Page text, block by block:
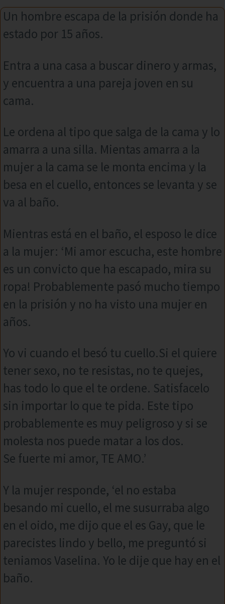
Un hombre escapa de la prisión donde ha
estado por 15 años.
Entra a una casa a buscar dinero y armas,
y encuentra a una pareja joven en su
cama.
Le ordena al tipo que salga de la cama y lo
amarra a una silla. Mientas amarra a la
mujer a la cama se le monta encima y la
besa en el cuello, entonces se levanta y se
va al baño.
Mientras está en el baño, el esposo le dice
a la mujer: ‘Mi amor escucha, este hombre
es un convicto que ha escapado, mira su
ropa! Probablemente pasó mucho tiempo
en la prisión y no ha visto una mujer en
años.
Yo vi cuando el besó tu cuello.Si el quiere
tener sexo, no te resistas, no te quejes,
has todo lo que el te ordene. Satisfacelo
sin importar lo que te pida. Este tipo
probablemente es muy peligroso y si se
molesta nos puede matar a los dos.
Se fuerte mi amor, TE AMO.’
Y la mujer responde, ‘el no estaba
besando mi cuello, el me susurraba algo
en el oido, me dijo que el es Gay, que le
parecistes lindo y bello, me preguntó si
teniamos Vaselina. Yo le dije que hay en el
baño.